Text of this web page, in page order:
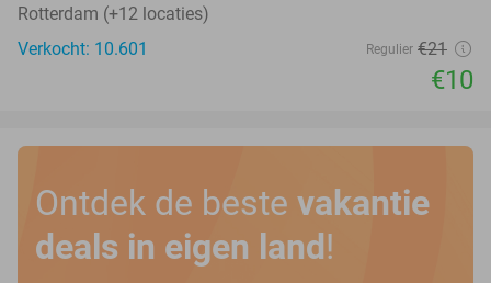
Rotterdam (+12 locaties)
Verkocht: 10.601
Regulier €21
€10
Ontdek de beste vakantie
deals in eigen land!